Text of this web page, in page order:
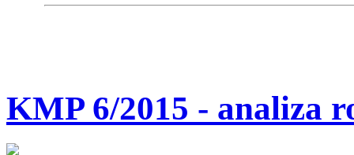
KMP 6/2015 - analiza